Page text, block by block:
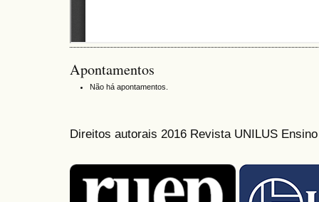
Apontamentos
Não há apontamentos.
Direitos autorais 2016 Revista UNILUS